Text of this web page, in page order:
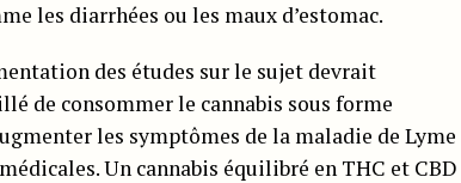
les diarrhées ou les maux d’estomac.
des études sur le sujet devrait
de consommer le cannabis sous forme
les symptômes de la maladie de Lyme
Un cannabis équilibré en THC et CBD